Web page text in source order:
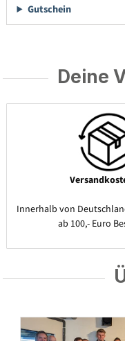
Gutschein
Deine
Innerhalb von
ab 100,- Euro